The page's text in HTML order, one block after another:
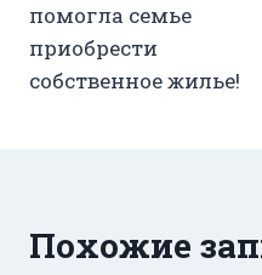
помогла семье
приобрести
собственное жилье!
Похожие